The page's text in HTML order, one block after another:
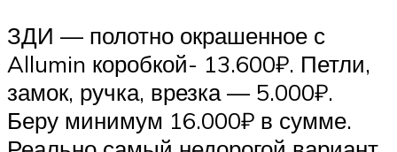
ЗДИ — полотно окрашенное с
Allumin коробкой- 13.600₽. Петли,
замок, ручка, врезка — 5.000₽.
Беру минимум 16.000₽ в сумме.